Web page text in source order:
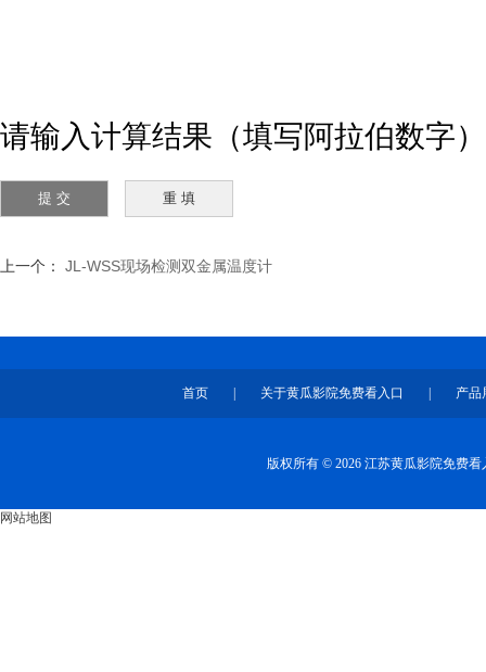
请输入计算结果（填写阿拉伯数字
上一个： JL-WSS现场检测双金属温度计
首页 关于黄瓜影院免费看入口 产品
版权所有 © 2026 江苏黄瓜影院免费
网站地图